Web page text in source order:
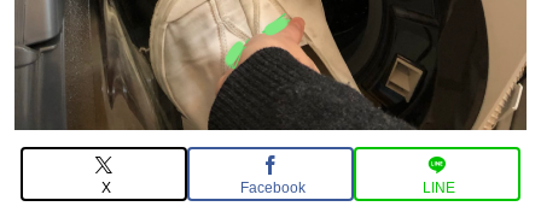
X Facebook LINE